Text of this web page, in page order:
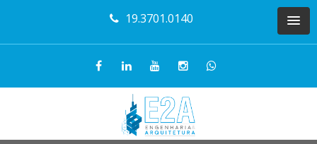
19.3701.0140